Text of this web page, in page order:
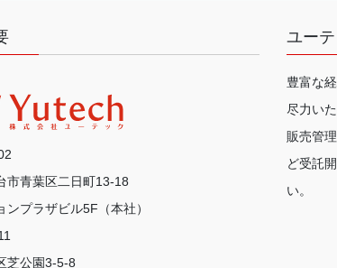
市青葉区二日町13-18
ンプラザビル5F（本社）
芝公園3-5-8
ユー
豊富な
尽力いた
販売管
ど受託
い。